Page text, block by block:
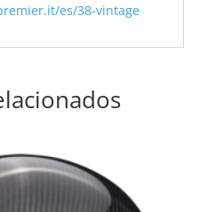
es/38-vintage